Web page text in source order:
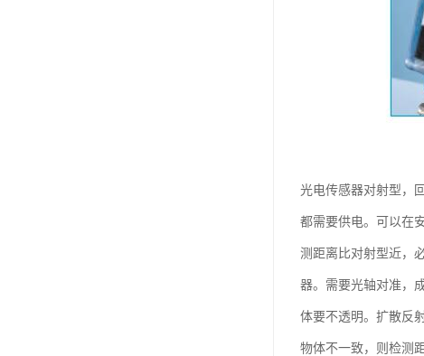
光电传感器对射型，
都需要供电。可以在
测距离比对射型近，
器。需要光轴对准，
体要不透明。扩散反
物体不一致，则检测